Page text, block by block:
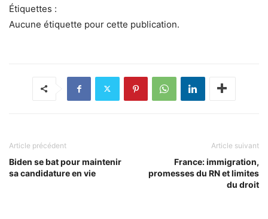
Étiquettes :
Aucune étiquette pour cette publication.
Article précédent
Biden se bat pour maintenir
sa candidature en vie
Article suivant
France: immigration,
promesses du RN et limites
du droit